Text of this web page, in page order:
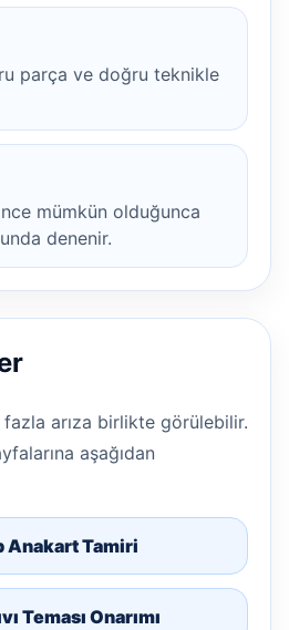
parça ve doğru teknikle
mümkün olduğunca
denenir.
arıza birlikte görülebilir.
aşağıdan
Anakart Tamiri
Teması Onarımı